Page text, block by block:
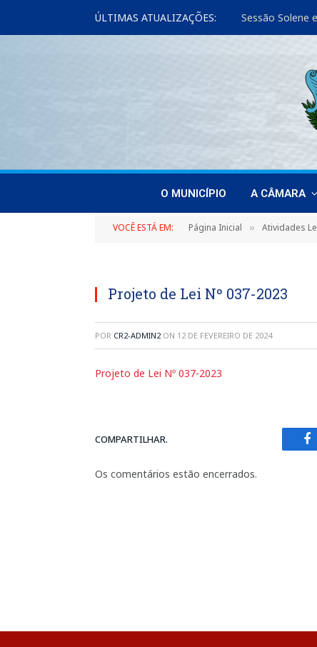
ÚLTIMAS ATUALIZAÇÕES: Sessão Solene
O MUNICÍPIO A CÂMARA
VOCÊ ESTÁ EM: Página Inicial » Atividades
Projeto de Lei Nº 037-2023
POR CR2-ADMIN2 ON 12 DE FEVEREIRO DE 2024
Projeto de Lei Nº 037-2023
COMPARTILHAR.
Os comentários estão encerrados.